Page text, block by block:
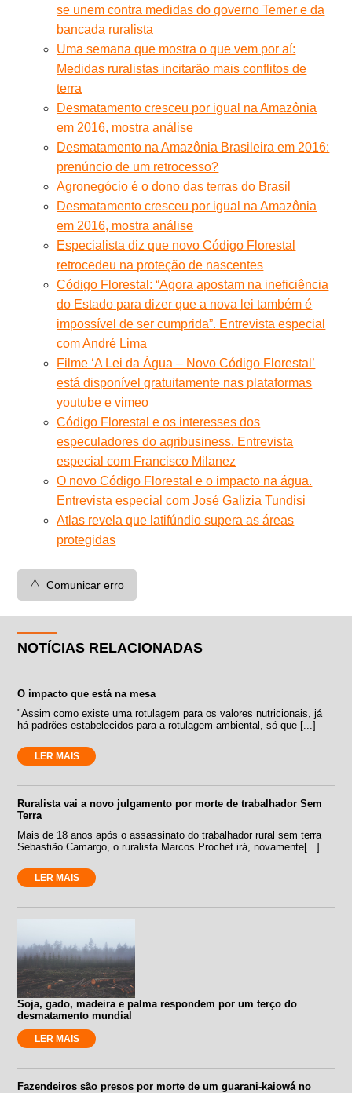
se unem contra medidas do governo Temer e da
bancada ruralista
Uma semana que mostra o que vem por aí:
Medidas ruralistas incitarão mais conflitos de
terra
Desmatamento cresceu por igual na Amazônia
em 2016, mostra análise
Desmatamento na Amazônia Brasileira em 2016:
prenúncio de um retrocesso?
Agronegócio é o dono das terras do Brasil
Desmatamento cresceu por igual na Amazônia
em 2016, mostra análise
Especialista diz que novo Código Florestal
retrocedeu na proteção de nascentes
Código Florestal: “Agora apostam na ineficiência
do Estado para dizer que a nova lei também é
impossível de ser cumprida”. Entrevista especial
com André Lima
Filme ‘A Lei da Água – Novo Código Florestal’
está disponível gratuitamente nas plataformas
youtube e vimeo
Código Florestal e os interesses dos
especuladores do agribusiness. Entrevista
especial com Francisco Milanez
O novo Código Florestal e o impacto na água.
Entrevista especial com José Galizia Tundisi
Atlas revela que latifúndio supera as áreas
protegidas
⚠️ Comunicar erro
NOTÍCIAS RELACIONADAS
O impacto que está na mesa
"Assim como existe uma rotulagem para os valores nutricionais, já
há padrões estabelecidos para a rotulagem ambiental, só que [...]
LER MAIS
Ruralista vai a novo julgamento por morte de trabalhador Sem
Terra
Mais de 18 anos após o assassinato do trabalhador rural sem terra
Sebastião Camargo, o ruralista Marcos Prochet irá, novamente[...]
LER MAIS
Soja, gado, madeira e palma respondem por um terço do
desmatamento mundial
LER MAIS
Fazendeiros são presos por morte de um guarani-kaiowá no